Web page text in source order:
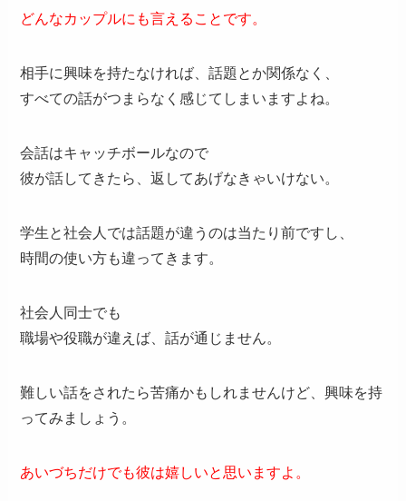
どんなカップルにも言えることです。
相手に興味を持たなければ、話題とか関係なく、
すべての話がつまらなく感じてしまいますよね。
会話はキャッチボールなので
彼が話してきたら、返してあげなきゃいけない。
学生と社会人では話題が違うのは当たり前ですし、
時間の使い方も違ってきます。
社会人同士でも
職場や役職が違えば、話が通じません。
難しい話をされたら苦痛かもしれませんけど、興味を持
ってみましょう。
あいづちだけでも彼は嬉しいと思いますよ。